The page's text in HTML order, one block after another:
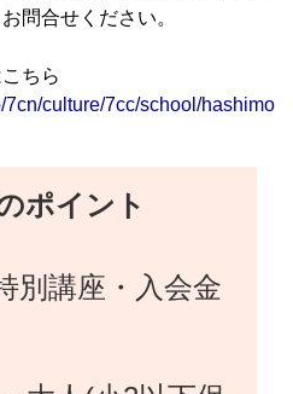
問合せください。
ちら
7cn/culture/7cc/school/
ポイント
別講座・入会金